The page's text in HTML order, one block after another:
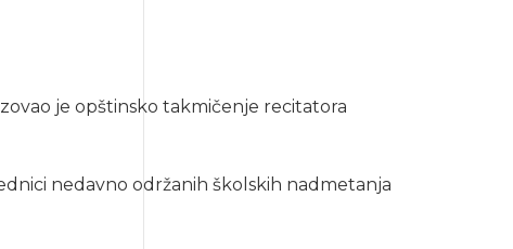
je opštinsko takmičenje recitatora
nedavno održanih školskih nadmetanja